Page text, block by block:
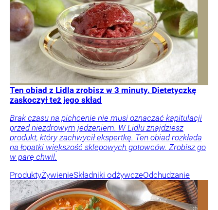
Ten obiad z Lidla zrobisz w 3 minuty. Dietetyczkę
zaskoczył też jego skład
Brak czasu na pichcenie nie musi oznaczać kapitulacji
przed niezdrowym jedzeniem. W Lidlu znajdziesz
produkt, który zachwycił ekspertkę. Ten obiad rozkłada
na łopatki większość sklepowych gotowców. Zrobisz go
w parę chwil.
ProduktyŻywienieSkładniki odżywczeOdchudzanie